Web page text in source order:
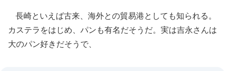
長崎といえば古来、海外との貿易港としても知られる。
カステラをはじめ、パンも有名だそうだ。実は吉永さんは
大のパン好きだそうで、